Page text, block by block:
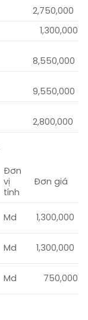
2,750,000
1,300,000
8,550,000
9,550,000
2,800,000
Đơn
vị
tính
Đơn giá
Md 1,300,000
Md 1,300,000
Md 750,000